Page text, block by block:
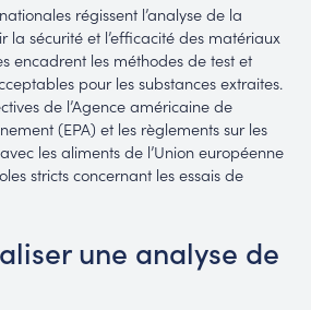
régissent l’analyse de la
la sécurité et l’efficacité des matériaux
encadrent les méthodes de test et
pour les substances extraites.
de l’Agence américaine de
(EPA) et les règlements sur les
les aliments de l’Union européenne
stricts concernant les essais de
une analyse de